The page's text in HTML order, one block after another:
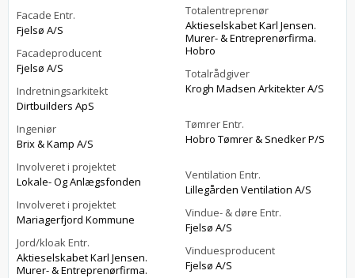
Facade Entr.
Fjelsø A/S
Facadeproducent
Fjelsø A/S
Indretningsarkitekt
Dirtbuilders ApS
Ingeniør
Brix & Kamp A/S
Involveret i projektet
Lokale- Og Anlægsfonden
Involveret i projektet
Mariagerfjord Kommune
Jord/kloak Entr.
Aktieselskabet Karl Jensen.
Murer- & Entreprenørfirma.
Totalentreprenør
Aktieselskabet Karl Jensen.
Murer- & Entreprenørfirma.
Hobro
Totalrådgiver
Krogh Madsen Arkitekter A/S
Tømrer Entr.
Hobro Tømrer & Snedker P/S
Ventilation Entr.
Lillegården Ventilation A/S
Vindue- & døre Entr.
Fjelsø A/S
Vinduesproducent
Fjelsø A/S